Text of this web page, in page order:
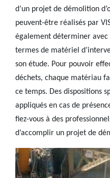
d’un projet de démolition
peuvent-être réalisés par
également déterminer avec
termes de matériel
son étude. Pour pouvoir
déchets, chaque matériau
ce temps. Des dispositions
appliqués en cas de
fiez-vous à des
d’accomplir un projet de